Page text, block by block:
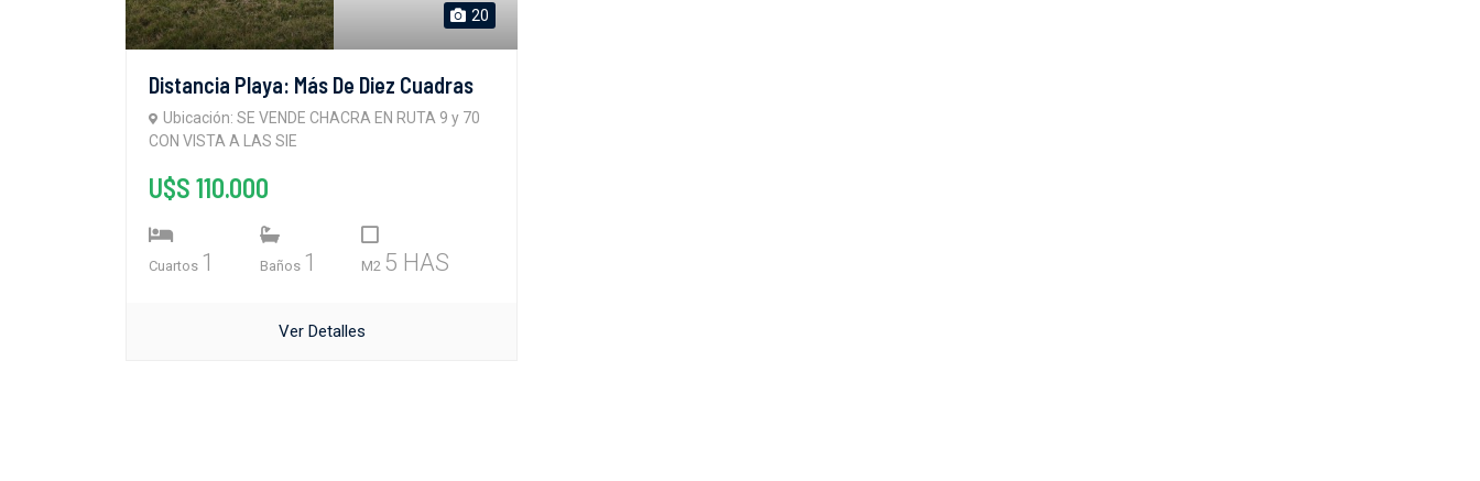
20
Distancia Playa: Más De Diez Cuadras
Ubicación: SE VENDE CHACRA EN RUTA 9 y 70
CON VISTA A LAS SIE
U$S 110.000
Cuartos 1 Baños 1 M2 5 HAS
Ver Detalles